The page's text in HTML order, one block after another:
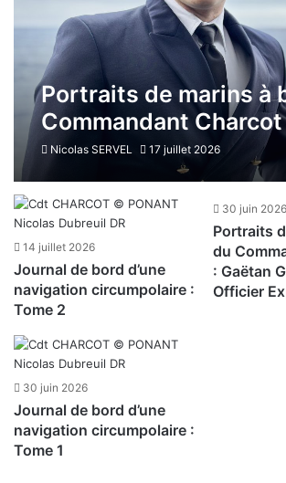
Portraits de marins à
Commandant
ANDRE – Officier
Nicolas SERVEL 17 juillet 2026
14 juillet 2026
Journal de bord d’une
navigation circumpolaire :
Tome 2
30 juin 2026
Portraits
du
: Gaëtan
Officier
30 juin 2026
Journal de bord d’une
navigation circumpolaire :
Tome 1